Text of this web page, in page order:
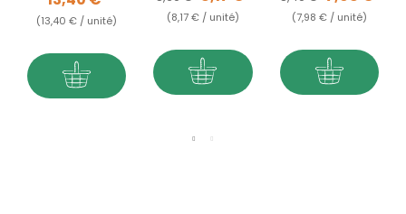
(13,40 € / unité) (8,17 € / unité) (7,98 € / unité)